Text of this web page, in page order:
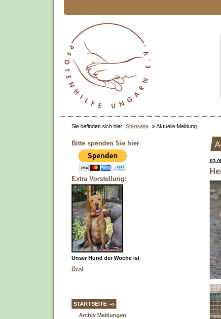
Sie befinden sich hier: Startseite » Aktuelle Meldung
Bitte spenden Sie hier
Extra Vorstellung:
Unser Hund der Woche ist
Öcsi
STARTSEITE
Archiv Meldungen